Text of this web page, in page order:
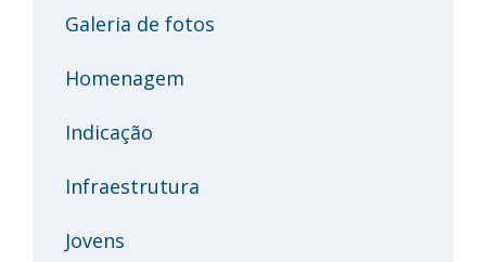
Galeria de fotos
Homenagem
Indicação
Infraestrutura
Jovens